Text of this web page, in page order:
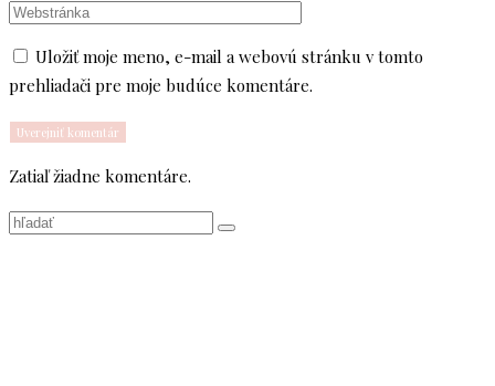
Uložiť moje meno, e-mail a webovú stránku v tomto
prehliadači pre moje budúce komentáre.
Zatiaľ žiadne komentáre.